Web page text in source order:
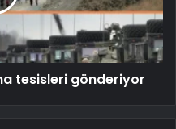
tesisleri gönderiyor